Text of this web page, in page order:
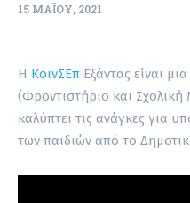
15 ΜΑΪ́ΟΥ, 2021
Η ΚοινΣΕπ Εξάντας είναι
(Φροντιστήριο και
καλύπτει τις ανάγκες για
των παιδιών από το